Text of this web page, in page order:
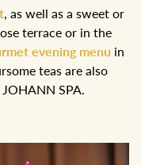
, as well as a sweet or
terrace or in the
evening menu in
teas are also
SPA.